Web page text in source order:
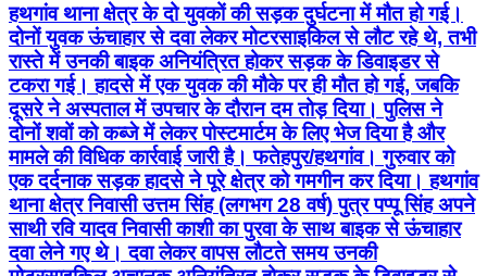
हथगांव थाना क्षेत्र के दो युवकों की सड़क दुर्घटना में मौत हो गई।
दोनों युवक ऊंचाहार से दवा लेकर मोटरसाइकिल से लौट रहे थे, तभी
रास्ते में उनकी बाइक अनियंत्रित होकर सड़क के डिवाइडर से
टकरा गई। हादसे में एक युवक की मौके पर ही मौत हो गई, जबकि
दूसरे ने अस्पताल में उपचार के दौरान दम तोड़ दिया। पुलिस ने
दोनों शवों को कब्जे में लेकर पोस्टमार्टम के लिए भेज दिया है और
मामले की विधिक कार्रवाई जारी है। फतेहपुर/हथगांव। गुरुवार को
एक दर्दनाक सड़क हादसे ने पूरे क्षेत्र को गमगीन कर दिया। हथगांव
थाना क्षेत्र निवासी उत्तम सिंह (लगभग 28 वर्ष) पुत्र पप्पू सिंह अपने
साथी रवि यादव निवासी काशी का पुरवा के साथ बाइक से ऊंचाहार
दवा लेने गए थे। दवा लेकर वापस लौटते समय उनकी